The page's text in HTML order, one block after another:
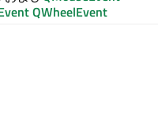
QWheelEvent